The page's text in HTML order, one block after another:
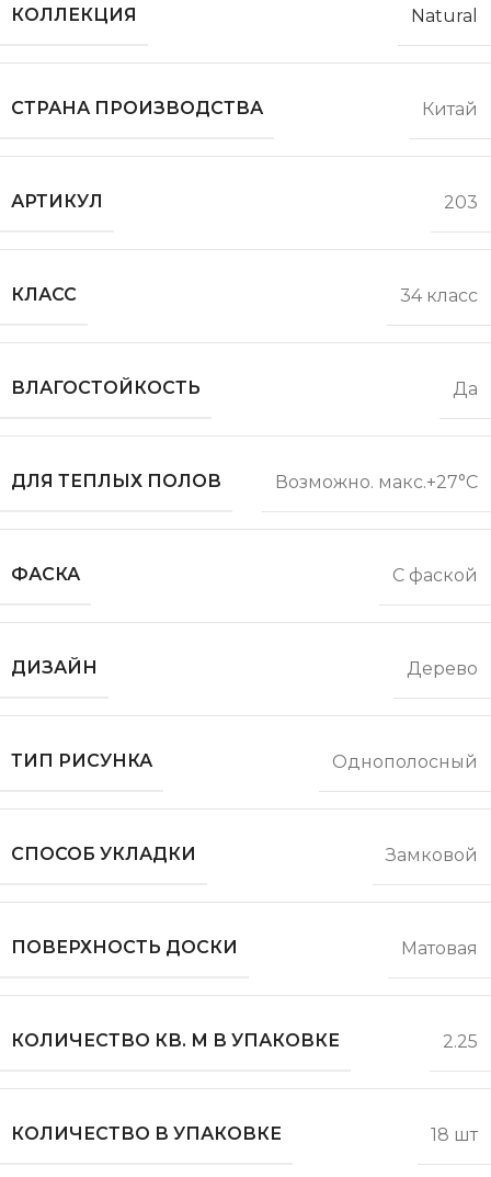
КОЛЛЕКЦИЯ Natural
СТРАНА ПРОИЗВОДСТВА Китай
АРТИКУЛ 203
КЛАСС 34 класс
ВЛАГОСТОЙКОСТЬ Да
ДЛЯ ТЕПЛЫХ ПОЛОВ Возможно. макс.+27°С
ФАСКА С фаской
ДИЗАЙН Дерево
ТИП РИСУНКА Однополосный
СПОСОБ УКЛАДКИ Замковой
ПОВЕРХНОСТЬ ДОСКИ Матовая
КОЛИЧЕСТВО КВ. М В УПАКОВКЕ 2.25
КОЛИЧЕСТВО В УПАКОВКЕ 18 шт